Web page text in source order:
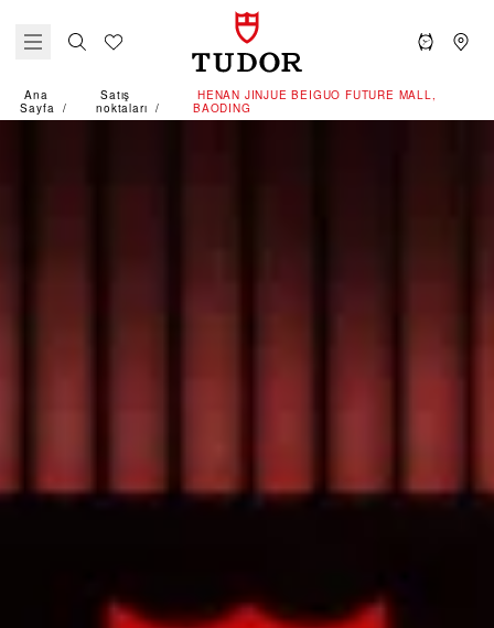
Ana
Sayfa
Satış
noktaları
‭HENAN JINJUE BEIGUO FUTURE MALL,
BAODING‬